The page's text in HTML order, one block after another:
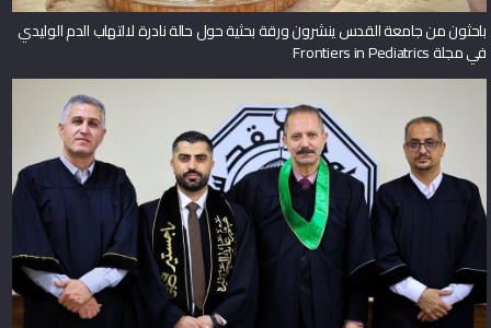
باحثون من جامعة القدس ينشرون ورقة بحثية حول حالة نادرة لالتهاب الدم الوليدي
في مجلة Frontiers in Pediatrics